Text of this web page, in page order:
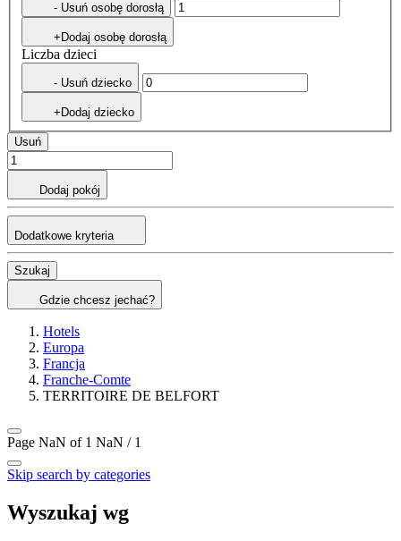
- Usuń osobę dorosłą
+Dodaj osobę dorosłą
Liczba dzieci
- Usuń dziecko
+Dodaj dziecko
Usuń
Dodaj pokój
Dodatkowe kryteria
Szukaj
Gdzie chcesz jechać?
Hotels
Europa
Francja
Franche-Comte
TERRITOIRE DE BELFORT
Page NaN of 1 NaN / 1
Skip search by categories
Wyszukaj wg